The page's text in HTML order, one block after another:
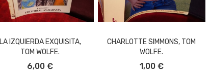
LA IZQUIERDA EXQUISITA,
TOM WOLFE.
6,00 €
CHARLOTTE SIMMONS, TOM
WOLFE.
1,00 €